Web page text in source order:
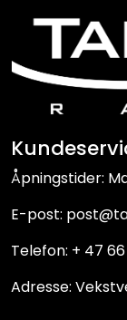
Åpningstider:
E-post:
Telefon: + 47 66
Adresse: